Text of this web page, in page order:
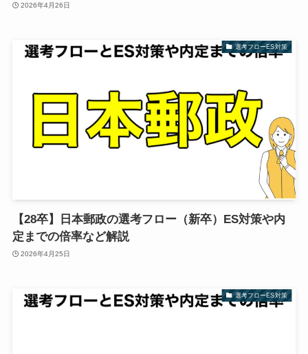
2026年4月26日
選考フローES対策
【28卒】日本郵政の選考フロー（新卒）ES対策や内
定までの倍率など解説
2026年4月25日
選考フローES対策